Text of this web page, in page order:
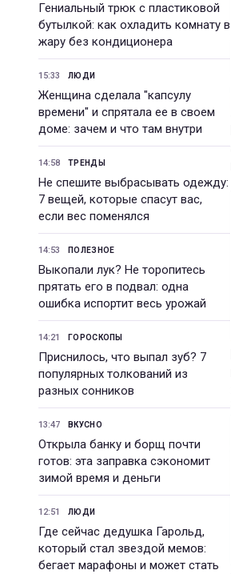
Гениальный трюк с пластиковой
бутылкой: как охладить комнату в
жару без кондиционера
15:33 ЛЮДИ
Женщина сделала "капсулу
времени" и спрятала ее в своем
доме: зачем и что там внутри
14:58 ТРЕНДЫ
Не спешите выбрасывать одежду:
7 вещей, которые спасут вас,
если вес поменялся
14:53 ПОЛЕЗНОЕ
Выкопали лук? Не торопитесь
прятать его в подвал: одна
ошибка испортит весь урожай
14:21 ГОРОСКОПЫ
Приснилось, что выпал зуб? 7
популярных толкований из
разных сонников
13:47 ВКУСНО
Открыла банку и борщ почти
готов: эта заправка сэкономит
зимой время и деньги
12:51 ЛЮДИ
Где сейчас дедушка Гарольд,
который стал звездой мемов:
бегает марафоны и может стать